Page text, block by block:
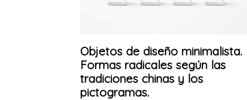
Objetos de diseño minimalista.
Formas radicales según las
tradiciones chinas y los
pictogramas.